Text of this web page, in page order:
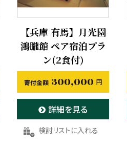
【兵庫 有馬】月光園
鴻朧館 ペア宿泊プラ
ン(2食付)
300,000
詳細を見る
お気に入りに登録する